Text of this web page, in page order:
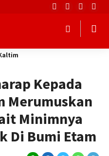
Kepada
Merumuskan
Minimnya
Di Bumi Etam